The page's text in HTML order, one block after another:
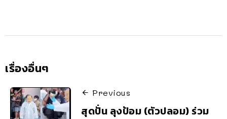
เรื่องอื่นๆ
Previous
สุดปั่น ลุงป้อม (ตัวปลอม) ร่วม